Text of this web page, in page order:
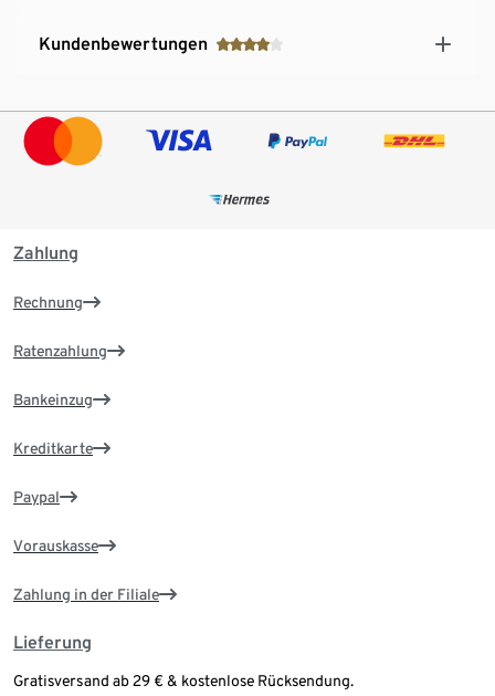
Kundenbewertungen
Zahlung
Rechnung
Ratenzahlung
Bankeinzug
Kreditkarte
Paypal
Vorauskasse
Zahlung in der Filiale
Lieferung
Gratisversand ab 29 € & kostenlose Rücksendung.